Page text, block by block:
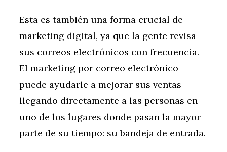
Esta es también una forma crucial de
marketing digital, ya que la gente revisa
sus correos electrónicos con frecuencia.
El marketing por correo electrónico
puede ayudarle a mejorar sus ventas
llegando directamente a las personas en
uno de los lugares donde pasan la mayor
parte de su tiempo: su bandeja de entrada.